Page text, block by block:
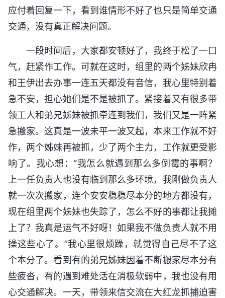
应付着回复一下，看到谁情形不好了也只是简单交通
交通，没有真正解决问题。
一段时间后，大家都安顿好了，我终于松了一口
气，赶紧作工作。可就在这时，组里的两个姊妹欣冉
和王伊出去办事一连五天都没有音信，我心里特别着
急不安，担心她们是不是被抓了。紧接着又有很多带
领工人和弟兄姊妹被抓牵连到我们，我们又是一阵紧
急搬家。这真是一波未平一波又起，本来工作就不好
作，两个姊妹再被抓，少了两个主力，工作就更受影
响了。我心想：“我怎么就遇到那么多倒霉的事啊？
上一任负责人也没有临到那么多环境，我刚做负责人
就一次次搬家，连个安安稳稳尽本分的地方都没有，
现在组里两个姊妹也失踪了，怎么不好的事都让我摊
上了？我真是运气不好呀！如果我不做负责人就不用
操这些心了。”我心里很烦躁，就觉得自己尽不了这
个本分了。看到有的弟兄姊妹因着不断搬家尽本分有
些疲沓，有的遇到难处活在消极软弱中，我也没有用
心交通解决。一天，带领来信交流在大红龙抓捕迫害